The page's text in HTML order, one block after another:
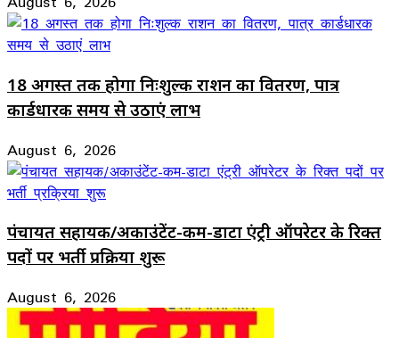
18 अगस्त तक होगा निःशुल्क राशन का वितरण, पात्र
कार्डधारक समय से उठाएं लाभ
August 6, 2026
पंचायत सहायक/अकाउंटेंट-कम-डाटा एंट्री ऑपरेटर के रिक्त
पदों पर भर्ती प्रक्रिया शुरू
August 6, 2026